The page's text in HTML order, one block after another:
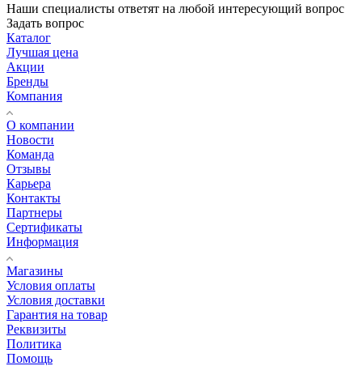
Наши специалисты ответят на любой интересующий вопрос
Задать вопрос
Каталог
Лучшая цена
Акции
Бренды
Компания
О компании
Новости
Команда
Отзывы
Карьера
Контакты
Партнеры
Сертификаты
Информация
Магазины
Условия оплаты
Условия доставки
Гарантия на товар
Реквизиты
Политика
Помощь